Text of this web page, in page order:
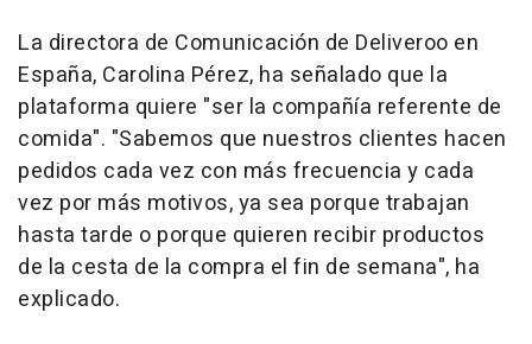
La directora de Comunicación de Deliveroo en
España, Carolina Pérez, ha señalado que la
plataforma quiere "ser la compañía referente de
comida". "Sabemos que nuestros clientes hacen
pedidos cada vez con más frecuencia y cada
vez por más motivos, ya sea porque trabajan
hasta tarde o porque quieren recibir productos
de la cesta de la compra el fin de semana", ha
explicado.